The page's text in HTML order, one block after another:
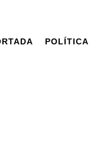
POLÍTICA